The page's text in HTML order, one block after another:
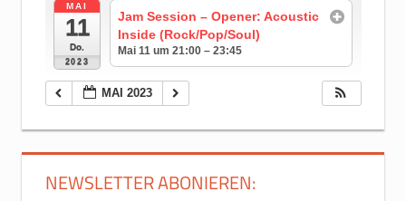
MAI
11
Do.
2023
Jam Session – Opener: Acoustic
Inside (Rock/Pop/Soul)
Mai 11 um 21:00 – 23:45
MAI 2023
NEWSLETTER ABONIEREN: